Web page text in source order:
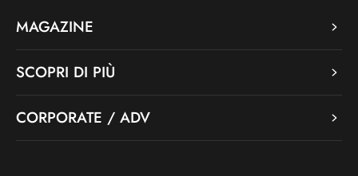
MAGAZINE
SCOPRI DI PIÙ
CORPORATE / ADV